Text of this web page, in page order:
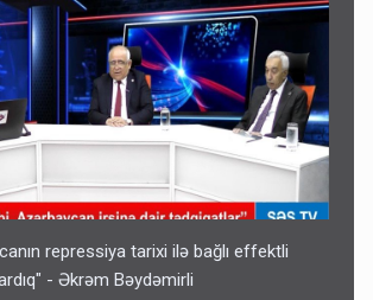
repressiya tarixi ilə bağlı effektli
- Əkrəm Bəydəmirli